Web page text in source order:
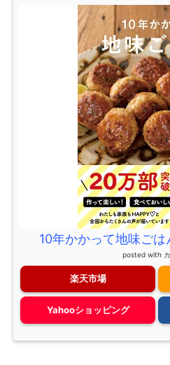
10年かかって地味ご
posted with
楽天市場
Yahooショッピング